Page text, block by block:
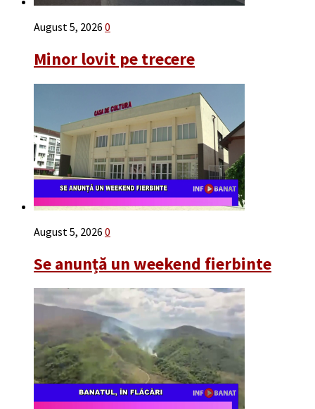
August 5, 2026 0
Minor lovit pe trecere
August 5, 2026 0
Se anunță un weekend fierbinte